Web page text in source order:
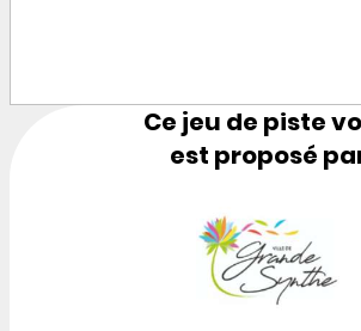
Ce jeu de piste
est proposé